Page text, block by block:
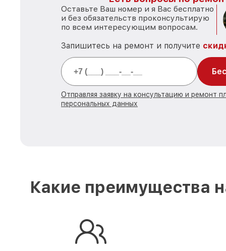
Оставьте Ваш номер и я Вас бесплатно
и без обязательств проконсультирую
по всем интересующим вопросам.
Запишитесь на ремонт и получите
Отправляя заявку на консультацию и ремонт
персональных данных
Какие преимущества